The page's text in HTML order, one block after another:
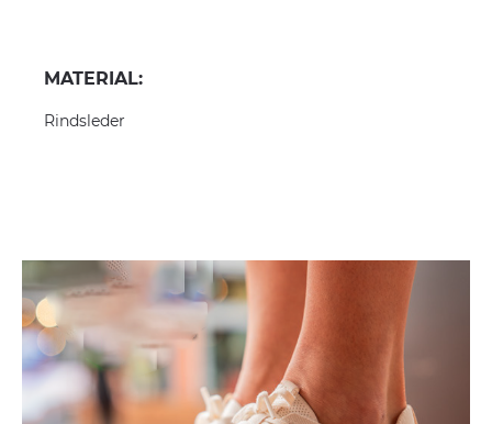
MATERIAL:
Rindsleder